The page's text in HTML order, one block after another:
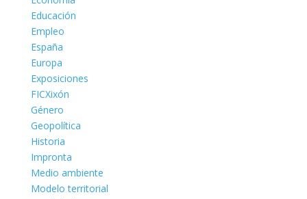
Educación
Empleo
España
Europa
Exposiciones
FICXixón
Género
Geopolítica
Historia
Impronta
Medio ambiente
Modelo territorial